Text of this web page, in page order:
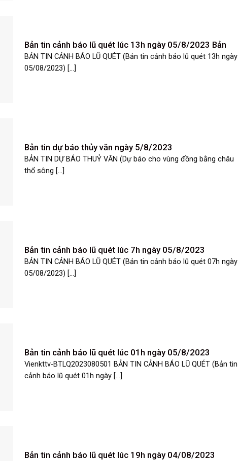
Bản tin cảnh báo lũ quét lúc 13h ngày 05/8/2023 Bản
BẢN TIN CẢNH BÁO LŨ QUÉT (Bản tin cảnh báo lũ quét 13h ngày
05/08/2023) [...]
Bản tin dự báo thủy văn ngày 5/8/2023
BẢN TIN DỰ BÁO THUỶ VĂN (Dự báo cho vùng đồng bằng châu
thổ sông [...]
Bản tin cảnh báo lũ quét lúc 7h ngày 05/8/2023
BẢN TIN CẢNH BÁO LŨ QUÉT (Bản tin cảnh báo lũ quét 07h ngày
05/08/2023) [...]
Bản tin cảnh báo lũ quét lúc 01h ngày 05/8/2023
Vienkttv-BTLQ2023080501 BẢN TIN CẢNH BÁO LŨ QUÉT (Bản tin
cảnh báo lũ quét 01h ngày [...]
Bản tin cảnh báo lũ quét lúc 19h ngày 04/08/2023